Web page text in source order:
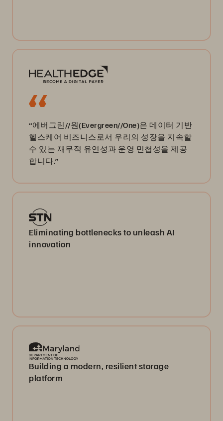
“에버그린//원(Evergreen//One)은 데이터 기반
헬스케어 비즈니스로서 우리의 성장을 지속할
수 있는 재무적 유연성과 운영 민첩성을 제공
합니다.”
Eliminating bottlenecks to unleash AI
innovation
Building a modern, resilient storage
platform